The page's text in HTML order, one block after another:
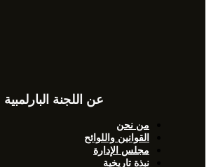
عن اللجنة البارلمبية
من نحن
القوانين واللوائح
مجلس الإدارة
نبذة تاريخية